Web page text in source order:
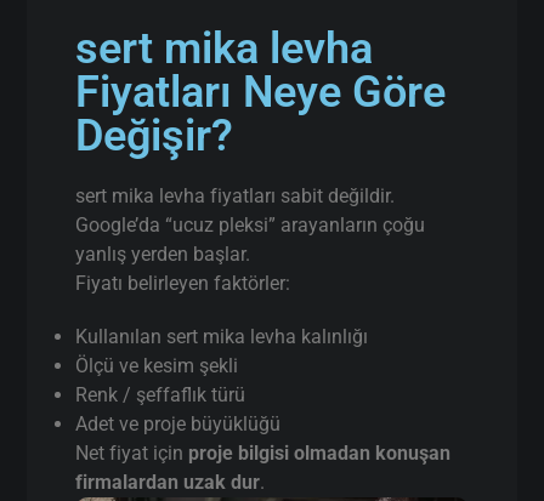
sert mika levha
Fiyatları Neye Göre
Değişir?
sert mika levha fiyatları sabit değildir.
Google’da “ucuz pleksi” arayanların çoğu
yanlış yerden başlar.
Fiyatı belirleyen faktörler:
Kullanılan sert mika levha kalınlığı
Ölçü ve kesim şekli
Renk / şeffaflık türü
Adet ve proje büyüklüğü
Net fiyat için proje bilgisi olmadan konuşan
firmalardan uzak dur.